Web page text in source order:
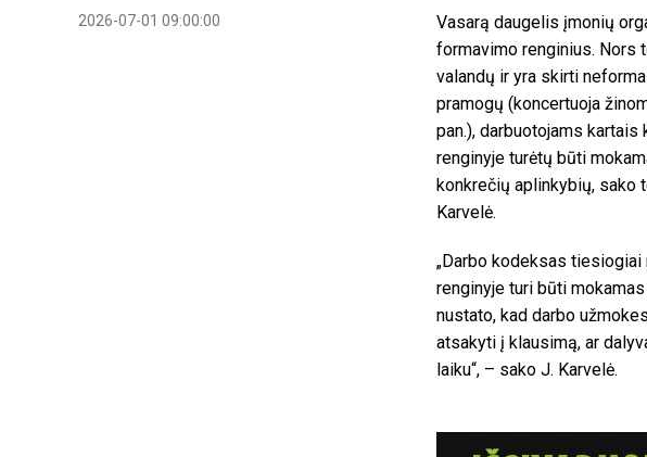
2026-07-01 09:00:00
Vasarą daugelis įmonių
formavimo renginius. Nors
valandų ir yra skirti
pramogų (koncertuoja
pan.), darbuotojams
renginyje turėtų būti
konkrečių aplinkybių, sako
Karvelė.
„Darbo kodeksas
renginyje turi būti
nustato, kad darbo
atsakyti į klausimą, ar
laiku“, – sako J. Karvelė.